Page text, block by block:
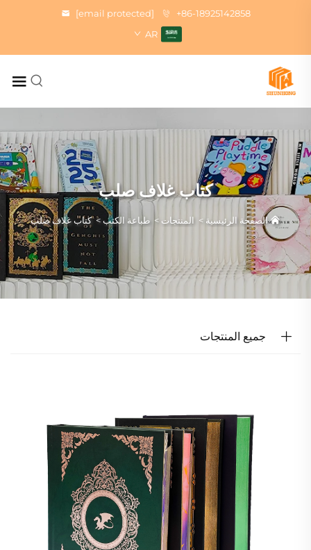
+86-18925142858
[email protected]
AR
كتاب غلاف صلب
الصفحة الرئيسية > المنتجات > طباعة الكتب>كتاب غلاف صلب
جميع المنتجات